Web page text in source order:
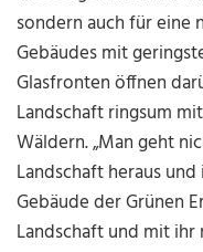
sondern auch für eine
Gebäudes mit
Glasfronten öffnen
Landschaft ringsum
Wäldern. „Man geht
Landschaft heraus
Gebäude der Grünen
Landschaft und mit ihr